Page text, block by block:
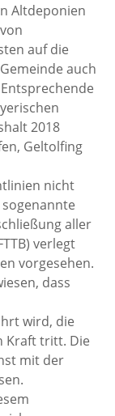
Altdeponien
auf die
auch
2018
Geltolfing
nicht
aller
verlegt
vorgesehen.
dass
wird, die
Kraft tritt. Die
mit der